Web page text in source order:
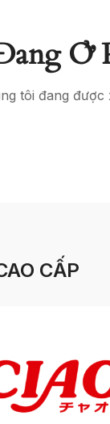
Ở
tôi đang được
CẤP